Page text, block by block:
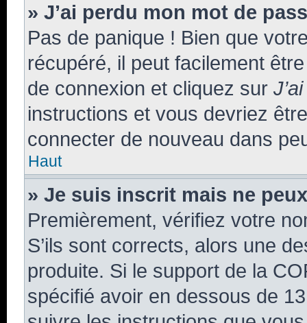
» J’ai perdu mon mot de
Pas de panique ! Bien que
récupéré, il peut facilement
de connexion et cliquez sur
instructions et vous devriez
connecter de nouveau dans
Haut
» Je suis inscrit mais ne
Premièrement, vérifiez votre
S’ils sont corrects, alors une
produite. Si le support de la
spécifié avoir en dessous de